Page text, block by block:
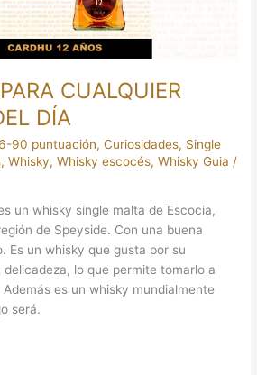
CUALQUIER
DÍA
90 puntuación,Curiosidades, Single
,Whisky,Whisky escocés,Whisky Guia /
un whisky single malta de Escocia,
de Speyside. Con una buena
Es un whisky que gusta por su
lo que permite tomarlo a
es un whisky mundialmente
será.